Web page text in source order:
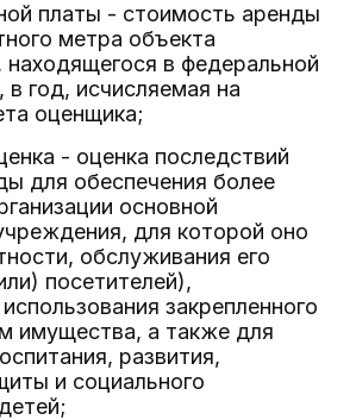
платы - стоимость аренды
метра объекта
в федеральной
в год, исчисляемая на
оценщика;
- оценка последствий
для обеспечения более
основной
для которой оно
обслуживания его
посетителей),
закрепленного
имущества, а также для
развития,
и социального